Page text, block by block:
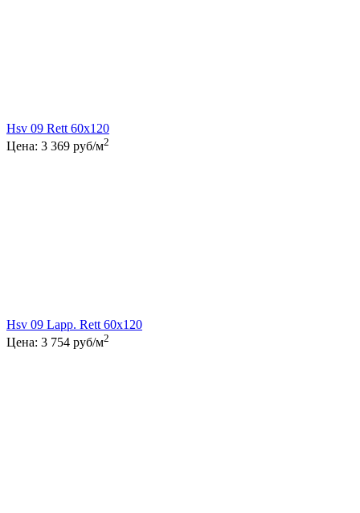
Hsv 09 Rett 60x120
Цена: 3 369 руб/м2
Hsv 09 Lapp. Rett 60x120
Цена: 3 754 руб/м2